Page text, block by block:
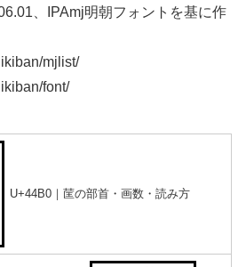
、IPAmj明朝フォントを基に作
mjlist/
font/
U+44B0｜䒰の部首・画数・読み方